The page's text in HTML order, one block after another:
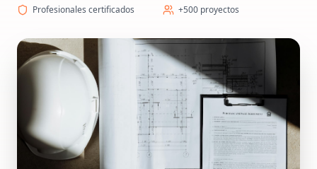
Profesionales certificados
+500 proyectos